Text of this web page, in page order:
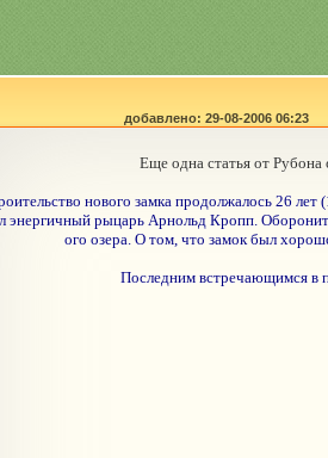
добавлено: 29-08-2006 06:23
Еще одна статья от
нового замка продолжалось 26
энергичный рыцарь Арнольд Кропп.
ого озера. О том, что замок был
Последним встречающимся в